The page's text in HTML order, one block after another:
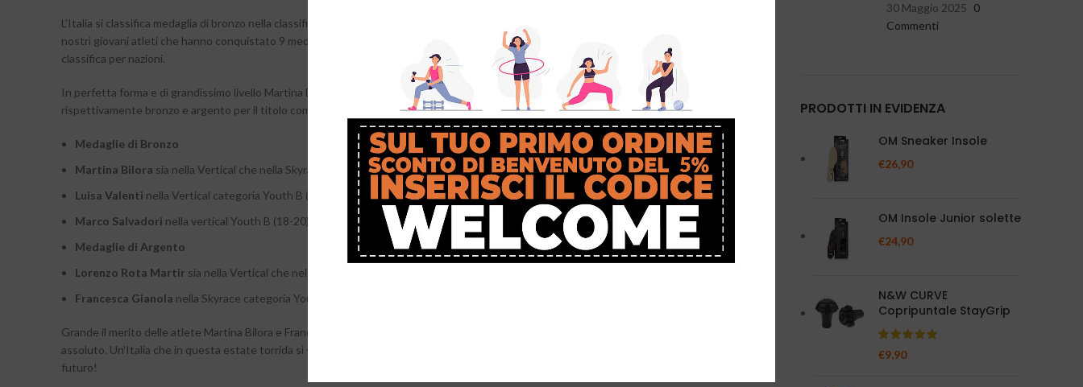
L’Italia si classifica medaglia di bronzo nella classifica per nazioni, dietro a Spagna e Norvegia. Grandissimo entusiasmo per le prestazioni dei
nostri giovani atleti che hanno conquistato 9 medaglie ( 4 argentii e 5 bronzi) in tutto, sulle 54 in palio, raggiungendo così il terzo posto nella
classifica per nazioni.
In perfetta forma e di grandissimo livello Martina Bilora categoria U23 e Lorenzo Rota Martir categoria Youth B, che si sono aggiudicati
rispettivamente bronzo e argento per il titolo combinato dai risultati delle 2 prove Vertical e Skyrace.
Medaglie di Bronzo
Martina Bilora sia nella Vertical che nella Skyrace U23 Women;
Luisa Valenti nella Vertical categoria Youth B (18-20) Women;
Marco Salvadori nella vertical Youth B (18-20) Men.
Medaglie di Argento
Lorenzo Rota Martir sia nella Vertical che nella Skyrace categoria Youth B Men, più l’argento della combinata;
Francesca Gianola nella Skyrace categoria Youth B Women.
Grande il merito delle atlete Martina Bilora e Francesca Gianola che hanno concluso il week-end di gare classificandosi al 6° e 8° posto
assoluto. Un’Italia che in questa estate torrida si sta facendo valere in tutti gli sport, un segno di speranza e rinascita che fa ben sperare per il
futuro!
30 Maggio 2025 0
Commenti
PRODOTTI IN EVIDENZA
OM Sneaker Insole
€26,90
OM Insole Junior solette
€24,90
N&W CURVE
Copripuntale StayGrip
€9,90